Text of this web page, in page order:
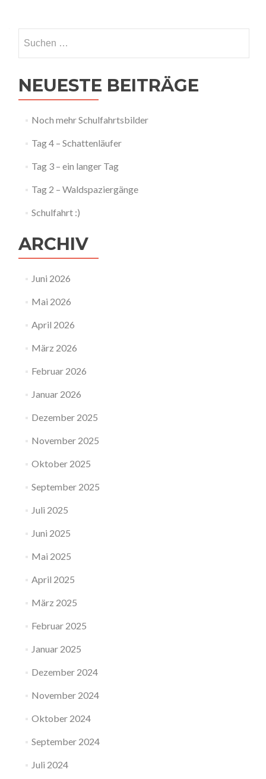
navigation
nach:
NEUESTE BEITRÄGE
Noch mehr Schulfahrtsbilder
Tag 4 – Schattenläufer
Tag 3 – ein langer Tag
Tag 2 – Waldspaziergänge
Schulfahrt :)
ARCHIV
Juni 2026
Mai 2026
April 2026
März 2026
Februar 2026
Januar 2026
Dezember 2025
November 2025
Oktober 2025
September 2025
Juli 2025
Juni 2025
Mai 2025
April 2025
März 2025
Februar 2025
Januar 2025
Dezember 2024
November 2024
Oktober 2024
September 2024
Juli 2024